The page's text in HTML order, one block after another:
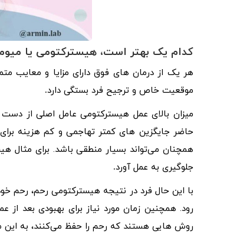
کدام یک بهتر است، هیسترکتومی یا
هر یک از درمان های فوق دارای مزایا و معایب
موقعیت خاص و ترجیح فرد بستگی دارد.
میزان بالای عمل هیسترکتومی عامل اصلی از دست
حاضر جایگزین ‌های کمتر تهاجمی و کم‌ هزینه
همچنان می‌تواند بسیار منطقی باشد. برای مثال
جلوگیری به عمل آورد.
با این حال فرد در نتیجه هیسترکتومی رحم، رحم
رود. همچنین زمان مورد نیاز برای بهبودی بعد
روش ‌هایی هستند که رحم را حفظ می‌کنند، به این